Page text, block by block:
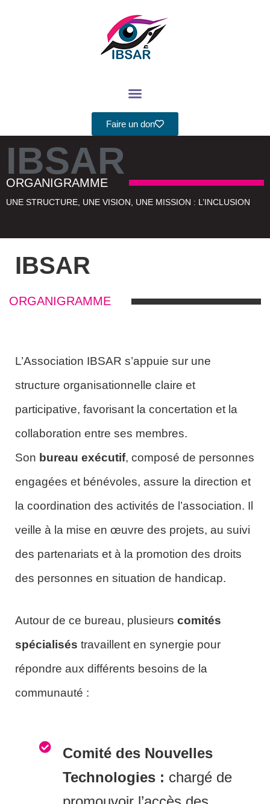
Faire un don
IBSAR
ORGANIGRAMME
UNE STRUCTURE, UNE VISION, UNE MISSION : L’INCLUSION
IBSAR
ORGANIGRAMME
L’Association IBSAR s’appuie sur une
structure organisationnelle claire et
participative, favorisant la concertation et la
collaboration entre ses membres.
Son bureau exécutif, composé de personnes
engagées et bénévoles, assure la direction et
la coordination des activités de l’association. Il
veille à la mise en œuvre des projets, au suivi
des partenariats et à la promotion des droits
des personnes en situation de handicap.
Autour de ce bureau, plusieurs comités
spécialisés travaillent en synergie pour
répondre aux différents besoins de la
communauté :
Comité des Nouvelles
Technologies : chargé de